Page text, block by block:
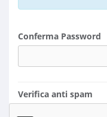
Conferma Password
Verifica anti spam